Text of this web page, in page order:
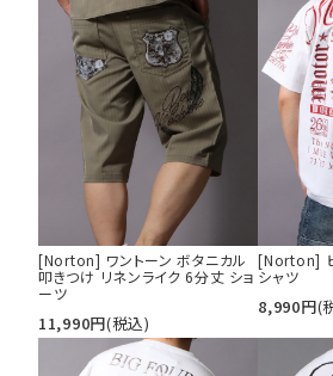
[Norton] ワントーン ボタニカル
叩きつけ リネンライク 6分丈 ショ
ーツ
11,990円(税込)
[Norton]
シャツ
8,990円(